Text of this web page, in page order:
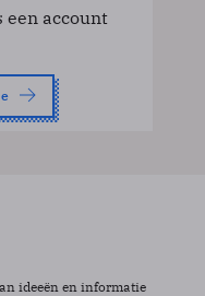
een account
ideeën en informatie